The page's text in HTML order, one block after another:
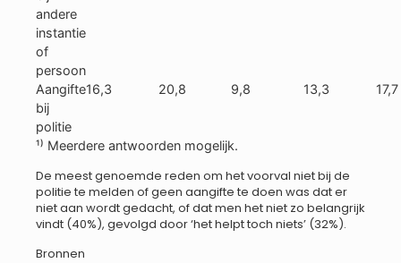
andere
instantie
of
persoon
Aangifte
bij
politie
16,3 20,8 9,8 13,3 17,7
¹⁾ Meerdere antwoorden mogelijk.
De meest genoemde reden om het voorval niet bij de
politie te melden of geen aangifte te doen was dat er
niet aan wordt gedacht, of dat men het niet zo belangrijk
vindt (40%), gevolgd door ‘het helpt toch niets’ (32%).
Bronnen